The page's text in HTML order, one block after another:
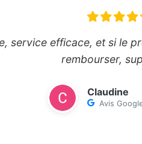
service efficace, et si le
rembourser,
Claudine
Avis